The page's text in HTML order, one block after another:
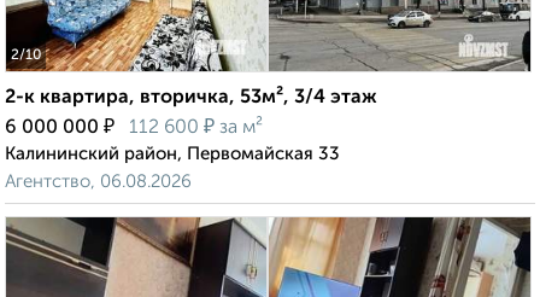
2/10
2-к квартира, вторичка, 53м², 3/4 этаж
6 000 000 ₽ 112 600 ₽ за м²
Калининский район, Первомайская 33
Агентство, 06.08.2026